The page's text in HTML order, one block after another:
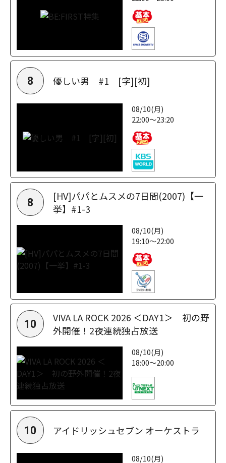
8 優しい男 #1 [字][初]
08/10(月)
22:00～23:20
8
[HV]パパとムスメの7日間(2007)【一
挙】#1-3
08/10(月)
19:10～22:00
10
VIVA LA ROCK 2026 ＜DAY1＞ 初の野
外開催！2夜連続独占放送
08/10(月)
18:00～20:00
10 アイドリッシュセブン オーケストラ
08/10(月)